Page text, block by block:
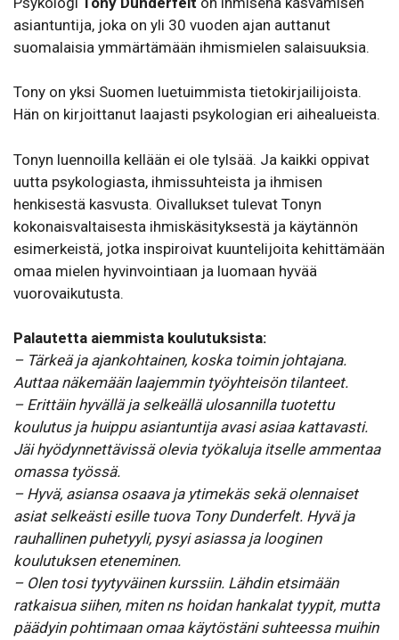
asiantuntija, joka on yli 30 vuoden ajan auttanut
suomalaisia ymmärtämään ihmismielen salaisuuksia.
Tony on yksi Suomen luetuimmista tietokirjailijoista.
Hän on kirjoittanut laajasti psykologian eri aihealueista.
Tonyn luennoilla kellään ei ole tylsää. Ja kaikki oppivat
uutta psykologiasta, ihmissuhteista ja ihmisen
henkisestä kasvusta. Oivallukset tulevat Tonyn
kokonaisvaltaisesta ihmiskäsityksestä ja käytännön
esimerkeistä, jotka inspiroivat kuuntelijoita kehittämään
omaa mielen hyvinvointiaan ja luomaan hyvää
vuorovaikutusta.
Palautetta aiemmista koulutuksista:
– Tärkeä ja ajankohtainen, koska toimin johtajana.
Auttaa näkemään laajemmin työyhteisön tilanteet.
– Erittäin hyvällä ja selkeällä ulosannilla tuotettu
koulutus ja huippu asiantuntija avasi asiaa kattavasti.
Jäi hyödynnettävissä olevia työkaluja itselle ammentaa
omassa työssä.
– Hyvä, asiansa osaava ja ytimekäs sekä olennaiset
asiat selkeästi esille tuova Tony Dunderfelt. Hyvä ja
rauhallinen puhetyyli, pysyi asiassa ja looginen
koulutuksen eteneminen.
– Olen tosi tyytyväinen kurssiin. Lähdin etsimään
ratkaisua siihen, miten ns hoidan hankalat tyypit, mutta
päädyin pohtimaan omaa käytöstäni suhteessa muihin